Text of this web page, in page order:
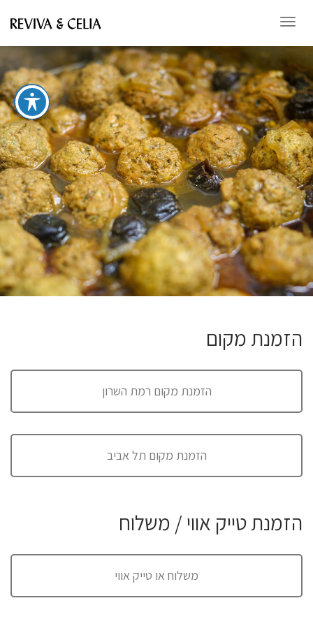
תפריט
הזמנת מקום
הזמנת מקום רמת השרון
הזמנת מקום תל אביב
הזמנת טייק אווי / משלוח
משלוח או טייק אווי